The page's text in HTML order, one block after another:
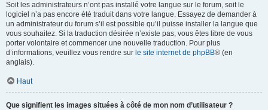
Soit les administrateurs n’ont pas installé votre langue sur le forum, soit le
logiciel n’a pas encore été traduit dans votre langue. Essayez de demander à
un administrateur du forum s’il est possible qu’il puisse installer la langue que
vous souhaitez. Si la traduction désirée n’existe pas, vous êtes libre de vous
porter volontaire et commencer une nouvelle traduction. Pour plus
d’informations, veuillez vous rendre sur le site internet de phpBB® (en
anglais).
Haut
Que signifient les images situées à côté de mon nom d’utilisateur ?